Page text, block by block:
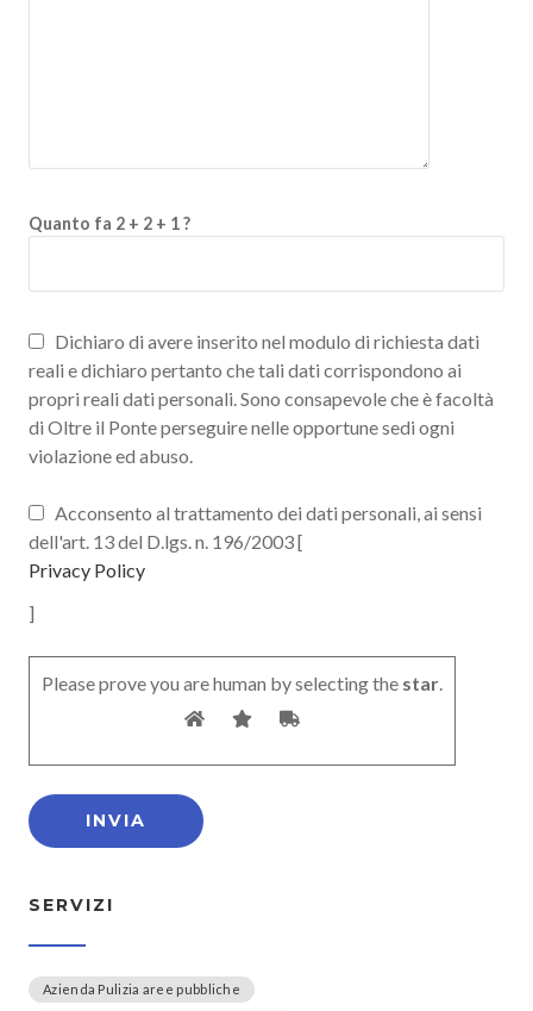
Quanto fa 2 + 2 + 1 ?
Dichiaro di avere inserito nel modulo di richiesta dati
reali e dichiaro pertanto che tali dati corrispondono ai
propri reali dati personali. Sono consapevole che è facoltà
di Oltre il Ponte perseguire nelle opportune sedi ogni
violazione ed abuso.
Acconsento al trattamento dei dati personali, ai sensi
dell'art. 13 del D.lgs. n. 196/2003 [
Privacy Policy
]
Please prove you are human by selecting the star.
SERVIZI
Azienda Pulizia aree pubbliche